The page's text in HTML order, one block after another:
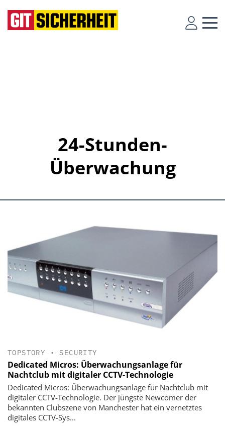
24-Stunden-
Überwachung
TOPSTORY • SECURITY
Dedicated Micros: Überwachungsanlage für
Nachtclub mit digitaler CCTV-Technologie
Dedicated Micros: Überwachungsanlage für Nachtclub mit
digitaler CCTV-Technologie. Der jüngste Newcomer der
bekannten Clubszene von Manchester hat ein vernetztes
digitales CCTV-Sys...